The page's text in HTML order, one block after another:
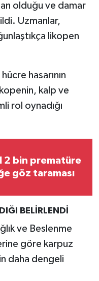
olduğu ve damar
Uzmanlar,
likopen
hasarının
kalp ve
rol oynadığı
2 bin prematüre
göz taraması
BELİRLENDİ
ve Beslenme
göre karpuz
daha dengeli